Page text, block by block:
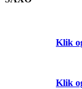
Klik
Klik